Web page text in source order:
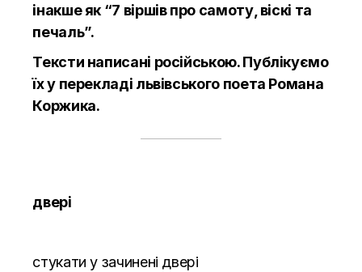
інакше як “7 віршів про самоту, віскі та
печаль”.
Тексти написані російською. Публікуємо
їх у перекладі львівського поета Романа
Коржика.
двері
стукати у зачинені двері